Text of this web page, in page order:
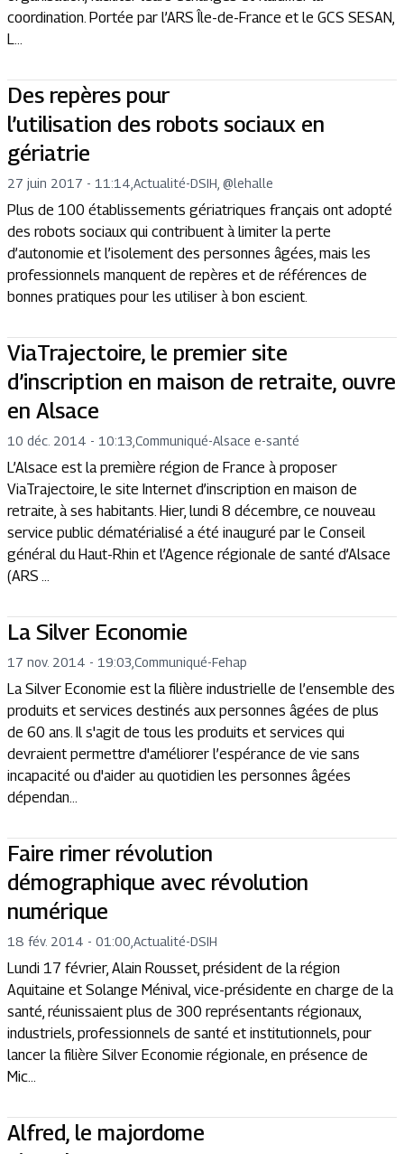
coordination. Portée par l’ARS Île-de-France et le GCS SESAN,
L...
Des repères pour
l’utilisation des robots sociaux en
gériatrie
27 juin 2017 - 11:14 Actualité-DSIH, @lehalle
Plus de 100 établissements gériatriques français ont adopté
des robots sociaux qui contribuent à limiter la perte
d’autonomie et l’isolement des personnes âgées, mais les
professionnels manquent de repères et de références de
bonnes pratiques pour les utiliser à bon escient.
ViaTrajectoire, le premier site
d’inscription en maison de retraite, ouvre
en Alsace
10 déc. 2014 - 10:13 Communiqué-Alsace e-santé
L’Alsace est la première région de France à proposer
ViaTrajectoire, le site Internet d’inscription en maison de
retraite, à ses habitants. Hier, lundi 8 décembre, ce nouveau
service public dématérialisé a été inauguré par le Conseil
général du Haut-Rhin et l’Agence régionale de santé d’Alsace
(ARS ...
La Silver Economie
17 nov. 2014 - 19:03 Communiqué-Fehap
La Silver Economie est la filière industrielle de l’ensemble des
produits et services destinés aux personnes âgées de plus
de 60 ans. Il s'agit de tous les produits et services qui
devraient permettre d'améliorer l’espérance de vie sans
incapacité ou d'aider au quotidien les personnes âgées
dépendan...
Faire rimer révolution
démographique avec révolution
numérique
18 fév. 2014 - 01:00 Actualité-DSIH
Lundi 17 février, Alain Rousset, président de la région
Aquitaine et Solange Ménival, vice-présidente en charge de la
santé, réunissaient plus de 300 représentants régionaux,
industriels, professionnels de santé et institutionnels, pour
lancer la filière Silver Economie régionale, en présence de
Mic...
Alfred, le majordome